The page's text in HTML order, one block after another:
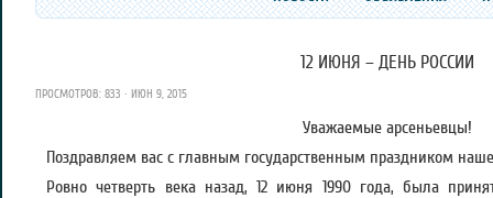
12 ИЮНЯ – ДЕНЬ РОССИИ
ПРОСМОТРОВ: 833 · ИЮН 9, 2015
Уважаемые арсеньевцы!
Поздравляем вас с главным государственным праздником
Ровно четверть века назад, 12 июня 1990 года, была